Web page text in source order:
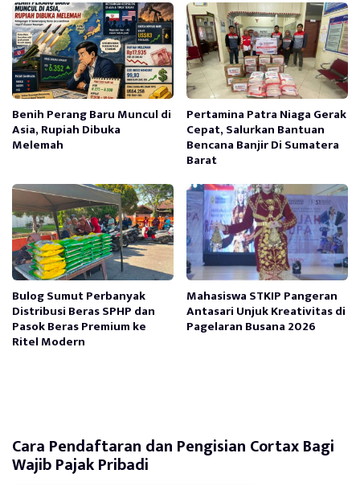
Benih Perang Baru Muncul di
Asia, Rupiah Dibuka
Melemah
Pertamina Patra Niaga Gerak
Cepat, Salurkan Bantuan
Bencana Banjir Di Sumatera
Barat
Bulog Sumut Perbanyak
Distribusi Beras SPHP dan
Pasok Beras Premium ke
Ritel Modern
Mahasiswa STKIP Pangeran
Antasari Unjuk Kreativitas di
Pagelaran Busana 2026
Cara Pendaftaran dan Pengisian Cortax Bagi
Wajib Pajak Pribadi